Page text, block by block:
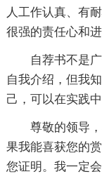
人工作认真、有
很强的责任心和
自荐书不是
自我介绍，但我
己，可以在实践中
尊敬的领导
果我能喜获您的
您证明。我一定